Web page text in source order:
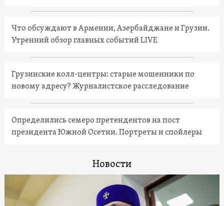
Что обсуждают в Армении, Азербайджане и Грузии.
Утренний обзор главных событий LIVE
Грузинские колл-центры: старые мошенники по
новому адресу? Журналистское расследование
Определились семеро претендентов на пост
президента Южной Осетии. Портреты и спойлеры
Новости